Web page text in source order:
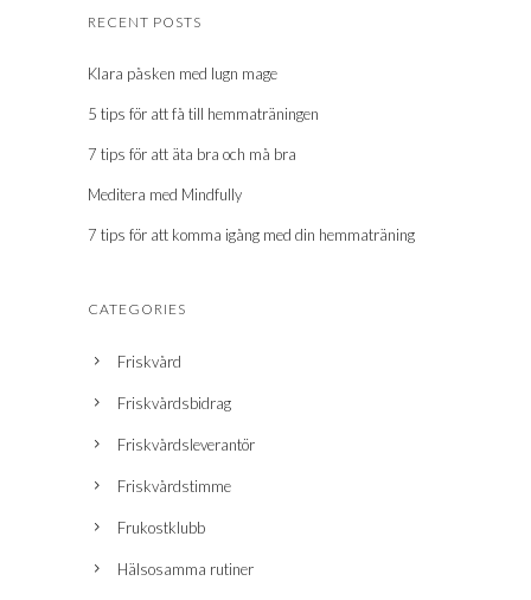
RECENT POSTS
Klara påsken med lugn mage
5 tips för att få till hemmaträningen
7 tips för att äta bra och må bra
Meditera med Mindfully
7 tips för att komma igång med din hemmaträning
CATEGORIES
Friskvård
Friskvårdsbidrag
Friskvårdsleverantör
Friskvårdstimme
Frukostklubb
Hälsosamma rutiner